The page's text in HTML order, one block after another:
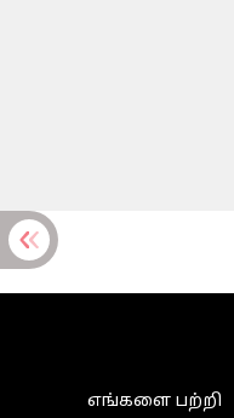
எங்களை பற்றி